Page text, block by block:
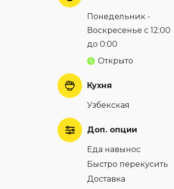
Понедельник -
Воскресенье с 12:00
до 0:00
Открыто
Кухня
Узбекская
Доп. опции
Еда навынос
Быстро перекусить
Доставка